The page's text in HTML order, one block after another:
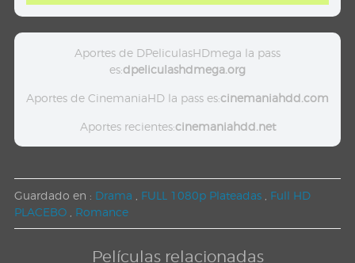
Aportes de DPeliculasHDmega la pass
es:dpeliculashdmega.org
Aportes de CinemaniaHD la pass es:cinemaniahdd.com
Aportes recientes:cinemaniahdd.net
Guardado en : Drama FULL 1080p Plateadas
Full HD
PLACEBO
Romance
Películas relacionadas